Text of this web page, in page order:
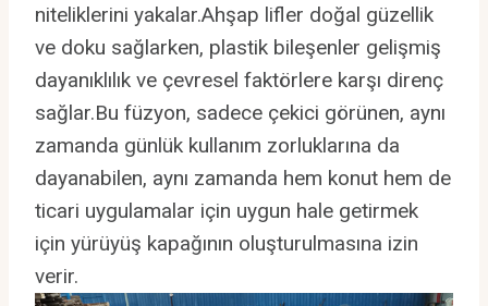
niteliklerini yakalar.Ahşap lifler doğal güzellik
ve doku sağlarken, plastik bileşenler gelişmiş
dayanıklılık ve çevresel faktörlere karşı direnç
sağlar.Bu füzyon, sadece çekici görünen, aynı
zamanda günlük kullanım zorluklarına da
dayanabilen, aynı zamanda hem konut hem de
ticari uygulamalar için uygun hale getirmek
için yürüyüş kapağının oluşturulmasına izin
verir.